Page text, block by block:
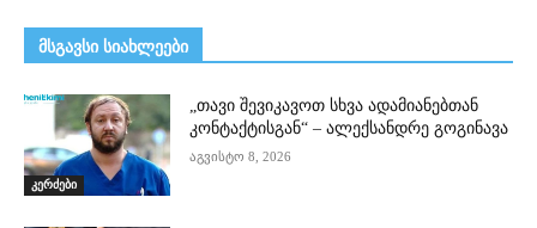
მსგავსი სიახლეები
კერძები
„თავი შევიკავოთ სხვა ადამიანებთან
კონტაქტისგან“ – ალექსანდრე გოგინავა
აგვისტო 8, 2026